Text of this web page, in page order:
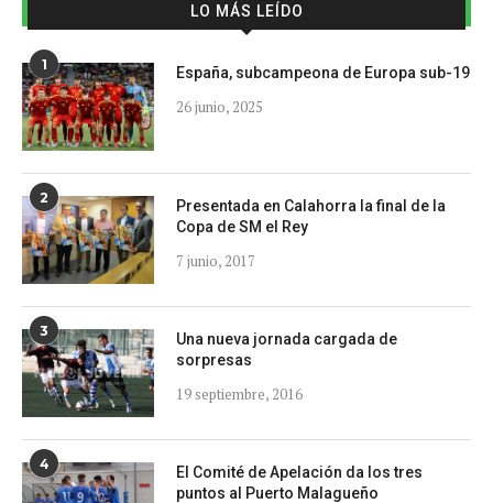
LO MÁS LEÍDO
1 España, subcampeona de Europa sub-19
26 junio, 2025
2
Presentada en Calahorra la final de la
Copa de SM el Rey
7 junio, 2017
3
Una nueva jornada cargada de
sorpresas
19 septiembre, 2016
4
El Comité de Apelación da los tres
puntos al Puerto Malagueño